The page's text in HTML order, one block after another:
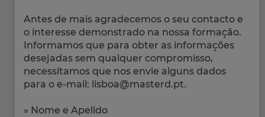
Antes de mais agradecemos o seu contacto e
o interesse demonstrado na nossa formação.
Informamos que para obter as informações
desejadas sem qualquer compromisso,
necessitamos que nos envie alguns dados
para o e-mail: lisboa@masterd.pt.
» Nome e Apelido